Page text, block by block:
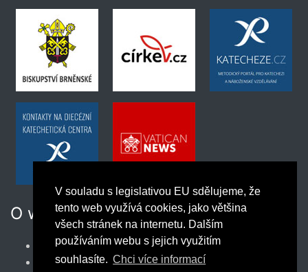
V souladu s legislativou EU sdělujeme, že
tento web využívá cookies, jako většina
všech stránek na internetu. Dalším
používáním webu s jejich využitím
souhlasíte. Chci více informací
O webu
Podmínky užívání webu
Správce obsahu webu